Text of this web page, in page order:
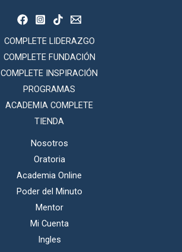
COMPLETE LIDERAZGO
COMPLETE FUNDACIÓN
COMPLETE INSPIRACIÓN
PROGRAMAS
ACADEMIA COMPLETE
TIENDA
Nosotros
Oratoria
Academia Online
Poder del Minuto
Mentor
Mi Cuenta
Ingles